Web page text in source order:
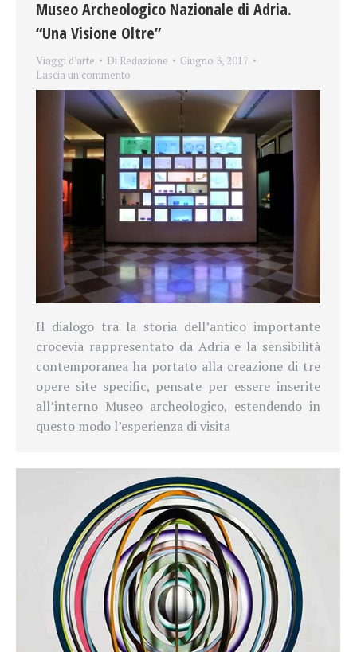
Museo Archeologico Nazionale di Adria.
“Una Visione Oltre”
Viaggi d'arte Di Redazione
Giugno 3, 2017
Lascia un commento
Il dialogo tra la storia dell’antico importante
crocevia rappresentato da Adria e la sensibilità
contemporanea ha portato alla creazione di tre
opere site specific, pensate per essere inserite
all’interno Museo archeologico, estendendo in
questo modo l’esperienza di visita